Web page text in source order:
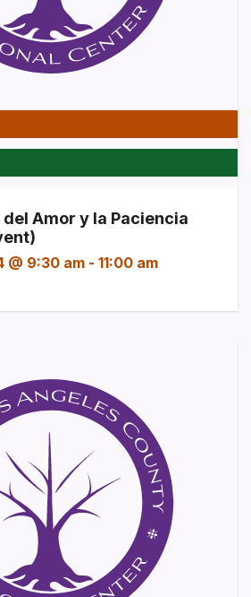
del Amor y la Paciencia
@ 9:30 am - 11:00 am